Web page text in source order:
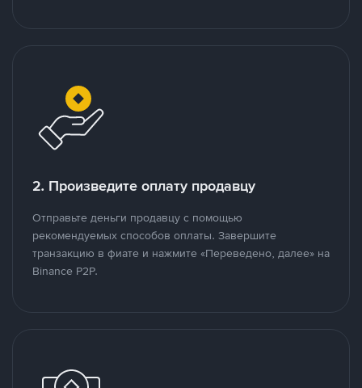
2. Произведите оплату продавцу
Отправьте деньги продавцу с помощью
рекомендуемых способов оплаты. Завершите
транзакцию в фиате и нажмите «Переведено, далее» на
Binance P2P.